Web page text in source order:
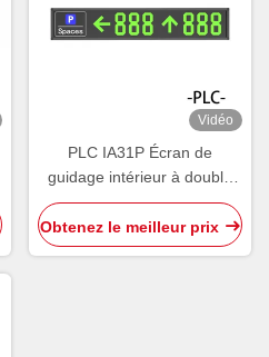
Vidéo
PLC IA31P Écran de
guidage intérieur à double
sens Affichage de l'espace
de stationnement
Obtenez le meilleur prix